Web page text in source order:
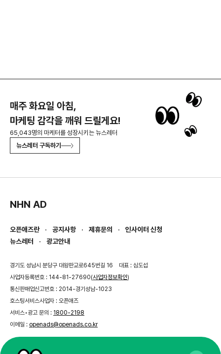
매주 화요일 아침,
마케팅 감각을 깨워 드릴게요!
65,043명의 마케터를 성장시키는 뉴스레터
뉴스레터 구독하기
NHN AD
오픈애즈란 공지사항 제휴문의
인사이터 신청
뉴스레터
광고안내
경기도 성남시 분당구 대왕판교로645번길 16
대표 : 심도섭
사업자등록번호 : 144-81-27690(사업자정보확인)
통신판매업신고번호 : 2014-경기성남-1023
호스팅서비스사업자 : 오픈애즈
서비스•광고 문의 : 1800-2198
이메일 : openads@openads.co.kr